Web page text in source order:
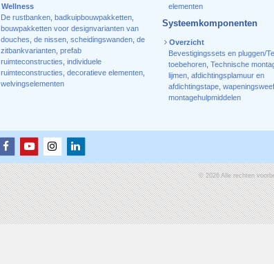
Wellness
De rustbanken badkuipbouwpakketten
bouwpakketten voor designvarianten van
douches de nissen scheidingswanden de
zitbankvarianten prefab
ruimteconstructies individuele
ruimteconstructies decoratieve elementen
welvingselementen
elementen
Systeemkomponenten
Overzicht
Bevestigingssets en pluggen/
toebehoren, Technische
lijmen, afdichtingsplamuur en
afdichtingstape,
montagehulpmiddelen
© 2026 Alle rechten